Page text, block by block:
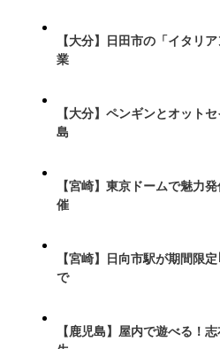
【大分】日田市の「イタリ
業
【大分】ペンギンとオット
島
【宮崎】東京ドームで魅力
催
【宮崎】日向市駅が期間限
で
【鹿児島】屋内で遊べる！